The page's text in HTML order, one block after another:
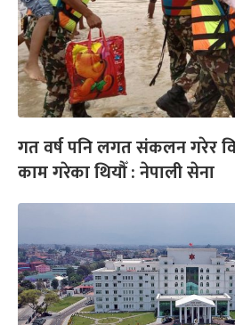
गत वर्ष पनि लगत संकलन गरेर
काम गरेका थियौँ : नेपाली सेना